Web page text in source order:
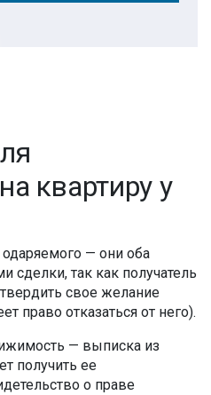
квартиру у
одаряемого — они оба
сделки, так как получатель
свое желание
право отказаться от него).
— выписка из
получить ее
о праве